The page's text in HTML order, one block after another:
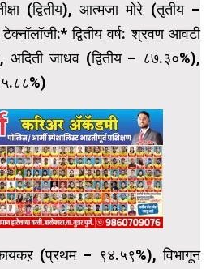
(द्वितीय), आत्मजा मोरे (तृतीय –
द्वितीय वर्ष: श्रवण आवटी
जाधव (द्वितीय – ८७.३०%),
(प्रथम – ९४.५९%), विभागून